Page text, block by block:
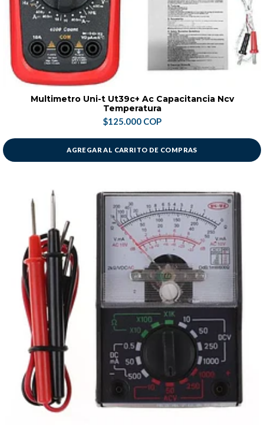
Multimetro Uni-t Ut39c+ Ac Capacitancia Ncv
Temperatura
$125.000 COP
AGREGAR AL CARRITO DE COMPRAS